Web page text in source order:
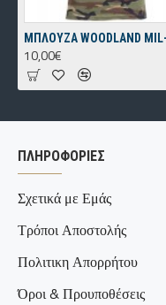
10,00€
ΠΛΗΡΟΦΟΡΊΕΣ
Σχετικά με Εμάς
Τρόποι Αποστολής
Πολιτικη Απορρήτου
Όροι & Προυποθέσεις